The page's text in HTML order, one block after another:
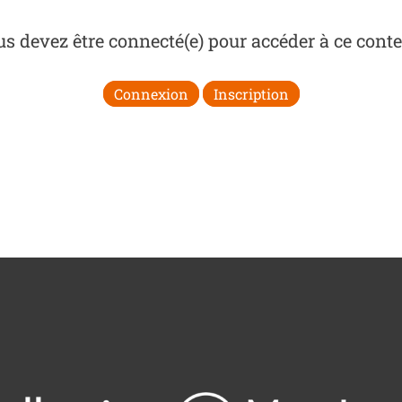
devez être connecté(e) pour accéder à ce
Connexion Inscription